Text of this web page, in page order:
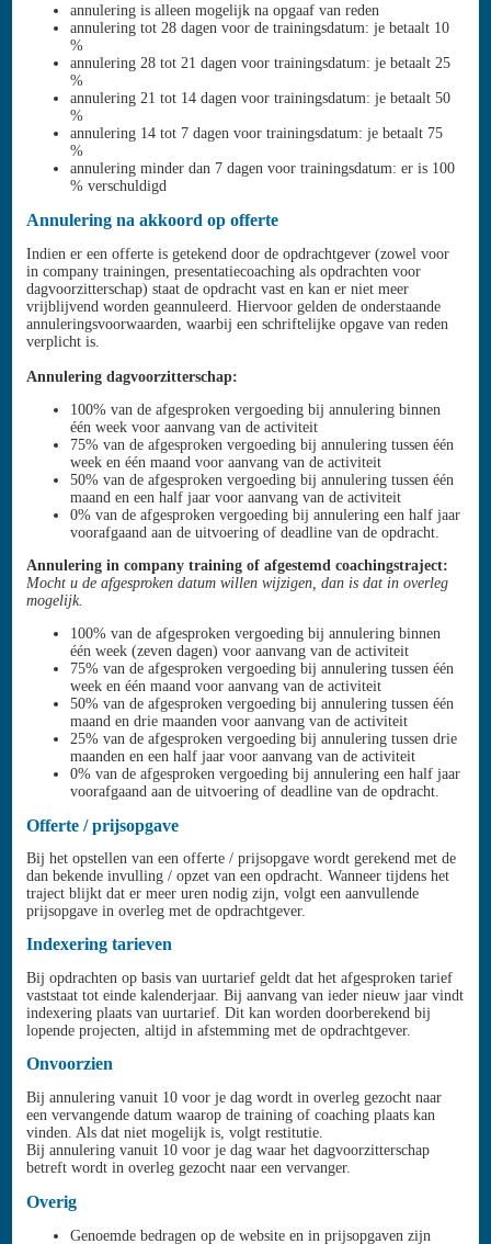
annulering is alleen mogelijk na opgaaf van reden
annulering tot 28 dagen voor de trainingsdatum: je betaalt 10
%
annulering 28 tot 21 dagen voor trainingsdatum: je betaalt 25
%
annulering 21 tot 14 dagen voor trainingsdatum: je betaalt 50
%
annulering 14 tot 7 dagen voor trainingsdatum: je betaalt 75
%
annulering minder dan 7 dagen voor trainingsdatum: er is 100
% verschuldigd
Annulering na akkoord op offerte
Indien er een offerte is getekend door de opdrachtgever (zowel voor
in company trainingen, presentatiecoaching als opdrachten voor
dagvoorzitterschap) staat de opdracht vast en kan er niet meer
vrijblijvend worden geannuleerd. Hiervoor gelden de onderstaande
annuleringsvoorwaarden, waarbij een schriftelijke opgave van reden
verplicht is.
Annulering dagvoorzitterschap:
100% van de afgesproken vergoeding bij annulering binnen
één week voor aanvang van de activiteit
75% van de afgesproken vergoeding bij annulering tussen één
week en één maand voor aanvang van de activiteit
50% van de afgesproken vergoeding bij annulering tussen één
maand en een half jaar voor aanvang van de activiteit
0% van de afgesproken vergoeding bij annulering een half jaar
voorafgaand aan de uitvoering of deadline van de opdracht.
Annulering in company training of afgestemd coachingstraject:
Mocht u de afgesproken datum willen wijzigen, dan is dat in overleg
mogelijk.
100% van de afgesproken vergoeding bij annulering binnen
één week (zeven dagen) voor aanvang van de activiteit
75% van de afgesproken vergoeding bij annulering tussen één
week en één maand voor aanvang van de activiteit
50% van de afgesproken vergoeding bij annulering tussen één
maand en drie maanden voor aanvang van de activiteit
25% van de afgesproken vergoeding bij annulering tussen drie
maanden en een half jaar voor aanvang van de activiteit
0% van de afgesproken vergoeding bij annulering een half jaar
voorafgaand aan de uitvoering of deadline van de opdracht.
Offerte / prijsopgave
Bij het opstellen van een offerte / prijsopgave wordt gerekend met de
dan bekende invulling / opzet van een opdracht. Wanneer tijdens het
traject blijkt dat er meer uren nodig zijn, volgt een aanvullende
prijsopgave in overleg met de opdrachtgever.
Indexering tarieven
Bij opdrachten op basis van uurtarief geldt dat het afgesproken tarief
vaststaat tot einde kalenderjaar. Bij aanvang van ieder nieuw jaar vindt
indexering plaats van uurtarief. Dit kan worden doorberekend bij
lopende projecten, altijd in afstemming met de opdrachtgever.
Onvoorzien
Bij annulering vanuit 10 voor je dag wordt in overleg gezocht naar
een vervangende datum waarop de training of coaching plaats kan
vinden. Als dat niet mogelijk is, volgt restitutie.
Bij annulering vanuit 10 voor je dag waar het dagvoorzitterschap
betreft wordt in overleg gezocht naar een vervanger.
Overig
Genoemde bedragen op de website en in prijsopgaven zijn